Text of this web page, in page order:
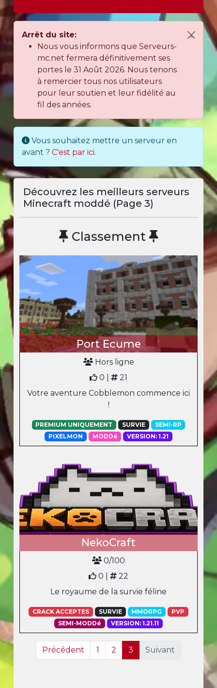
Arrêt du site:
Nous vous informons que Serveurs-
mc.net fermera définitivement ses
portes le 31 Août 2026. Nous tenons
à remercier tous nos utilisateurs
pour leur soutien et leur fidélité au
fil des années.
×
Vous souhaitez mettre un serveur en
avant ? C'est par ici.
Découvrez les meilleurs serveurs
Minecraft moddé (Page 3)
Classement
Port Ecume
Hors ligne
0 |
21
Votre aventure Cobblemon commence ici
!
PREMIUM UNIQUEMENT SURVIE
SEMI-RP
PIXELMON
MODDé VERSION: 1.21
NekoCraft
0/100
0 |
22
Le royaume de la survie féline
CRACK ACCEPTES SURVIE MMORPG
PVP
SEMI-MODDé
VERSION: 1.21.11
Précédent 1 2 3 Suivant